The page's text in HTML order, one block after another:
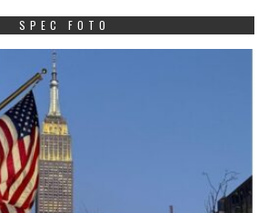
SPEC FOTO